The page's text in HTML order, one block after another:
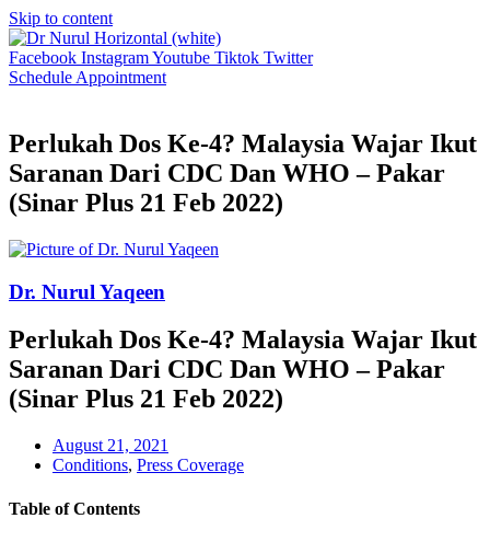
Skip to content
Facebook InstagramYoutube Tiktok Twitter
Schedule Appointment
Perlukah Dos Ke-4? Malaysia Wajar Ikut
Saranan Dari CDC Dan WHO – Pakar
(Sinar Plus 21 Feb 2022)
Dr. Nurul Yaqeen
Perlukah Dos Ke-4? Malaysia Wajar Ikut
Saranan Dari CDC Dan WHO – Pakar
(Sinar Plus 21 Feb 2022)
August 21, 2021
Conditions, Press Coverage
Table of Contents